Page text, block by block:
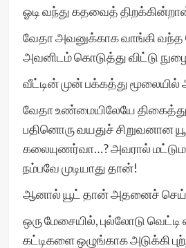
ஓடி வந்து கதவைத்
வேதா அவனுக்காக வாங்கி வந்த
அவனிடம் கொடுத்து விட்டு
வீட்டின் முன் பக்கத்து
வேதா உண்மையிலேயே
பதினொரு வயதுச் சிறுவனான
கலையுணர்வா…? அவரால்
நம்பவே முடியாது தான்!
ஆனால் யூட் தான் அதனைச்
ஒரு மேசையில், புல்லோடு
கட்டிகளை ஒழுங்காக அடுக்கி